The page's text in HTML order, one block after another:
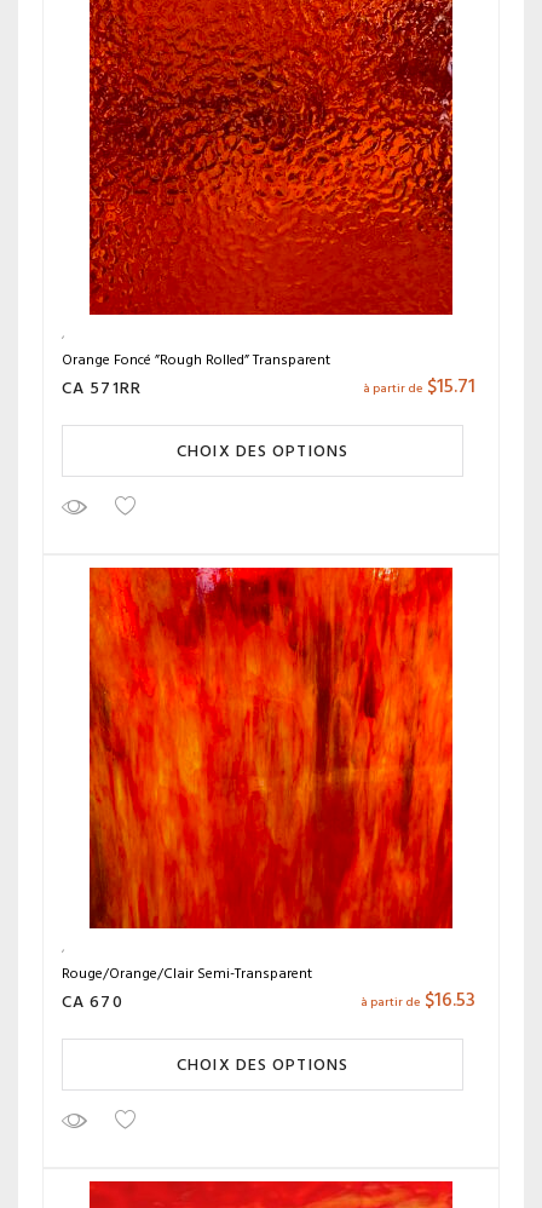
Orange Foncé ”Rough Rolled” Transparent
CA 571RR à partir de $15.71
CHOIX DES OPTIONS
Rouge/Orange/Clair Semi-Transparent
CA 670 à partir de $16.53
CHOIX DES OPTIONS